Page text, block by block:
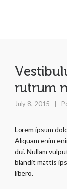
rutrum
July 8, 2015
Lorem ipsum
Aliquam enim
dui. Nullam
blandit mattis
libero.